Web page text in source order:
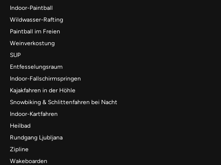
Indoor-Paintball
Wildwasser-Rafting
Paintball im Freien
Weinverkostung
SUP
Entfesselungsraum
Indoor-Fallschirmspringen
Kajakfahren in der Höhle
Snowbiking & Schlittenfahren bei Nacht
Indoor-Kartfahren
Heilbad
Rundgang Ljubljana
Zipline
Wakeboarden